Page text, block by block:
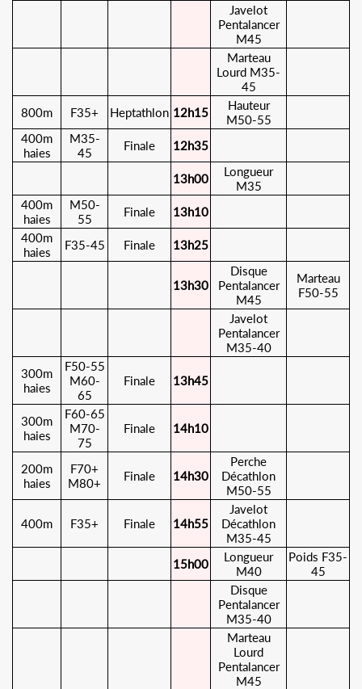
Javelot
Pentalancer
M45
Marteau
Lourd M35-
45
800m
F35+ Heptathlon 12h15
Hauteur
M50-55
400m
haies
M35-
45
Finale 12h35
13h00
Longueur
M35
400m
haies
M50-
55
Finale
13h10
400m
haies
F35-45 Finale 13h25
13h30
Disque
Pentalancer
M45
Marteau
F50-55
Javelot
Pentalancer
M35-40
300m
haies
F50-55
M60-
65
Finale 13h45
300m
haies
F60-65
M70-
75
Finale 14h10
200m
haies
F70+
M80+
Finale 14h30
Perche
Décathlon
M50-55
400m F35+ Finale 14h55
Javelot
Décathlon
M35-45
15h00
Longueur
M40
Poids F35-
45
Disque
Pentalancer
M35-40
Marteau
Lourd
Pentalancer
M45